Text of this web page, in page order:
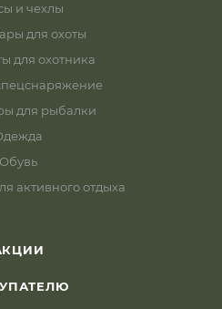
и чехлы
для охоты
для охотника
для рыбалки
Обувь
активного отдыха